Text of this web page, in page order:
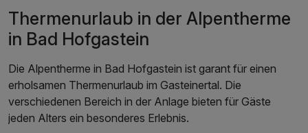
Thermenurlaub in der Alpentherme
in Bad Hofgastein
Die Alpentherme in Bad Hofgastein ist garant für einen
erholsamen Thermenurlaub im Gasteinertal. Die
verschiedenen Bereich in der Anlage bieten für Gäste
jeden Alters ein besonderes Erlebnis.